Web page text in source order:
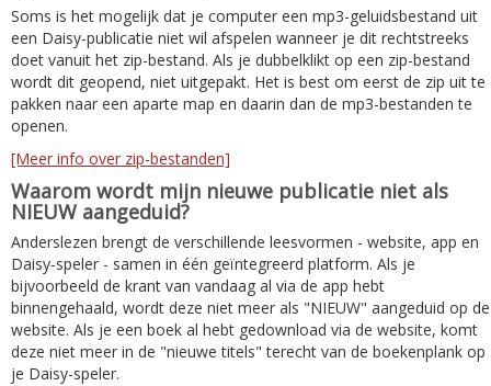
Soms is het mogelijk dat je computer een mp3-geluidsbestand uit
een Daisy-publicatie niet wil afspelen wanneer je dit rechtstreeks
doet vanuit het zip-bestand. Als je dubbelklikt op een zip-bestand
wordt dit geopend, niet uitgepakt. Het is best om eerst de zip uit te
pakken naar een aparte map en daarin dan de mp3-bestanden te
openen.
[Meer info over zip-bestanden]
Waarom wordt mijn nieuwe publicatie niet als
NIEUW aangeduid?
Anderslezen brengt de verschillende leesvormen - website, app en
Daisy-speler - samen in één geïntegreerd platform. Als je
bijvoorbeeld de krant van vandaag al via de app hebt
binnengehaald, wordt deze niet meer als "NIEUW" aangeduid op de
website. Als je een boek al hebt gedownload via de website, komt
deze niet meer in de "nieuwe titels" terecht van de boekenplank op
je Daisy-speler.